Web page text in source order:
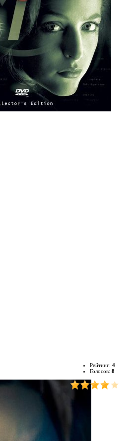
Рейтинг: 4
Голосов: 8